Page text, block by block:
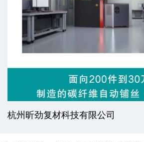
杭州昕劲复材科技有限公司